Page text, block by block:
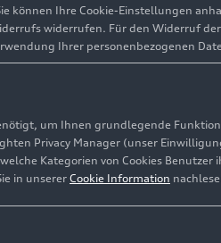
können Ihre Cookie-Einstellungen
widerrufen. Für den Widerruf
Ihrer personenbezogenen
um Ihnen grundlegende
Privacy Manager (unser
Kategorien von Cookies
in unserer Cookie Information